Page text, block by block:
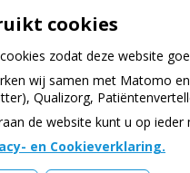
Check of die aftrekbaar
cookies
zodat deze website
wij samen met Matomo
Qualizorg,
de website kunt u op
en Cookieverklaring.